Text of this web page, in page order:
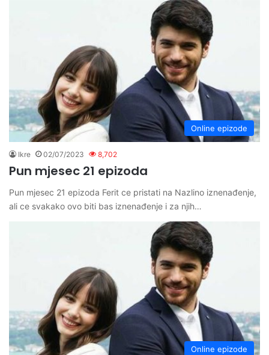
Online epizode
Ikre 02/07/2023 8,702
Pun mjesec 21 epizoda
Pun mjesec 21 epizoda Ferit ce pristati na Nazlino iznenađenje,
ali ce svakako ovo biti bas iznenađenje i za njih…
Online epizode